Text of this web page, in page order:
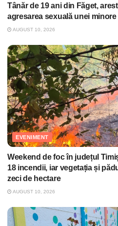
Tânăr de 19 ani din Făget,
agresarea sexuală unei minore
AUGUST 10, 2026
EVENIMENT
Weekend de foc în județul
18 incendii, iar vegetația și
zeci de hectare
AUGUST 10, 2026